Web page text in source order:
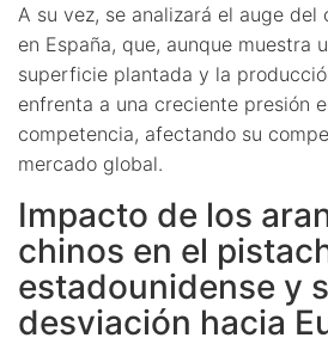
A su vez, se analizará el auge
en España, que, aunque muestra
superficie plantada y la
enfrenta a una creciente presión
competencia, afectando su
mercado global.
Impacto de los
chinos en el
estadounidense y
desviación hacia